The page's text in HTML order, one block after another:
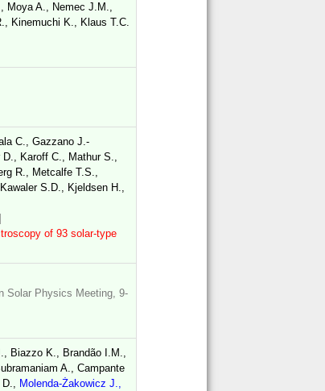
, Moya A., Nemec J.M.,
Kinemuchi K., Klaus T.C.
C., Gazzano J.-
Karoff C., Mathur S.,
R., Metcalfe T.S.,
S.D., Kjeldsen H.,
of 93 solar-type
Solar Physics Meeting, 9-
Biazzo K., Brandão I.M.,
A., Campante
Molenda-Żakowicz J.,